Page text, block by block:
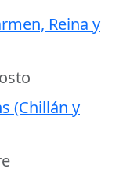
Reina y
(Chillán y